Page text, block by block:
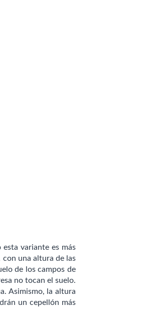
esta variante es más
con una altura de las
de los campos de
no tocan el suelo.
Asimismo, la altura
un cepellón más